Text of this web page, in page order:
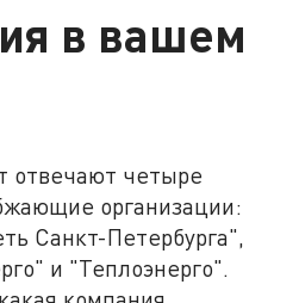
в вашем
отвечают четыре
организации:
Санкт-Петербурга",
и "Теплоэнерго".